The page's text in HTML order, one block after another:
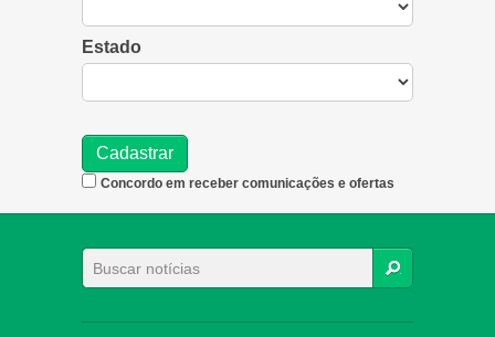
Estado
Concordo em receber comunicações e ofertas